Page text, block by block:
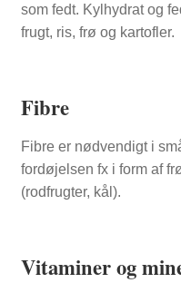
som fedt. Kylhydrat og
frugt, ris, frø og kartofler.
Fibre
Fibre er nødvendigt i
fordøjelsen fx i form af
(rodfrugter, kål).
Vitaminer og